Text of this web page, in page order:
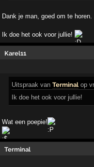
Dank je man, goed om te horen.
Ik doe het ook voor jullie!
Karel11
Uitspraak vanTerminal op
Ik doe het ook voor jullie!
Wat een poepie!
Terminal